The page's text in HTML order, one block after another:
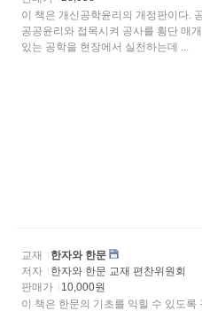
이 책은 개신공학윤리의 개정판이다.
공공윤리와 접목시켜 공사를 횡단 매
있는 공학을 현장에서 실천하는데 ...
교재
한자와 한문
저자
한자와 한문 교재 편찬위원회
판매가
10,000원
이 책은 한문의 기초를 익힐 수 있도